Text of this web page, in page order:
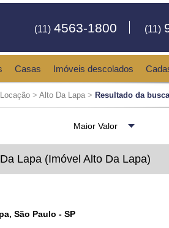
(11) 4563-1800 (11)
Casas Imóveis descolados
> Alto Da Lapa > Resultado da busca
Lapa (Imóvel Alto Da Lapa)
São Paulo - SP